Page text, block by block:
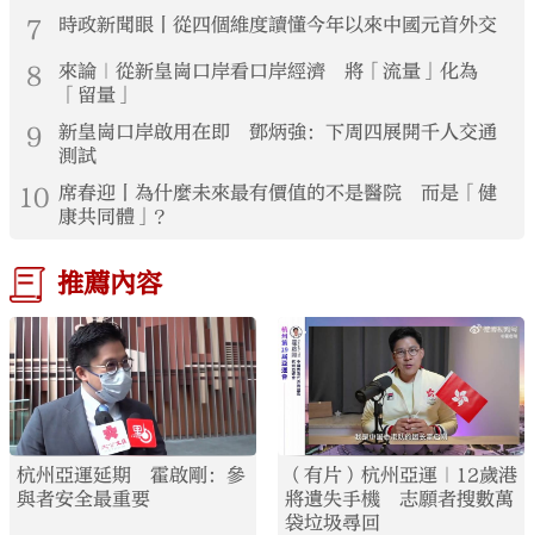
7 時政新聞眼丨從四個維度讀懂今年以來中國元首外交
8
來論｜從新皇崗口岸看口岸經濟 將「流量」化為
「留量」
9
新皇崗口岸啟用在即 鄧炳強：下周四展開千人交通
測試
10 席春迎丨為什麼未來最有價值的不是醫院 而是「健
康共同體」？
推薦內容
杭州亞運延期 霍啟剛：參
與者安全最重要
（有片）杭州亞運｜12歲港
將遺失手機 志願者搜數萬
袋垃圾尋回